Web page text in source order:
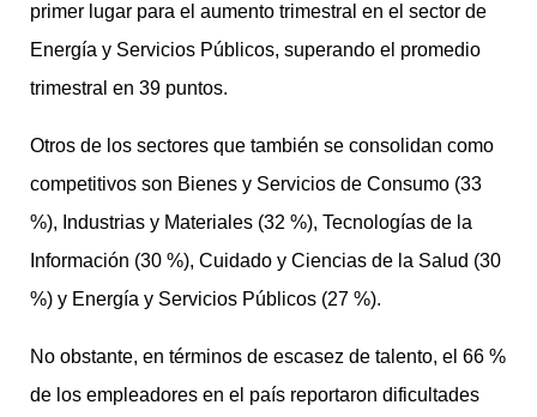
primer lugar para el aumento trimestral en el sector de
Energía y Servicios Públicos, superando el promedio
trimestral en 39 puntos.
Otros de los sectores que también se consolidan como
competitivos son Bienes y Servicios de Consumo (33
%), Industrias y Materiales (32 %), Tecnologías de la
Información (30 %), Cuidado y Ciencias de la Salud (30
%) y Energía y Servicios Públicos (27 %).
No obstante, en términos de escasez de talento, el 66 %
de los empleadores en el país reportaron dificultades